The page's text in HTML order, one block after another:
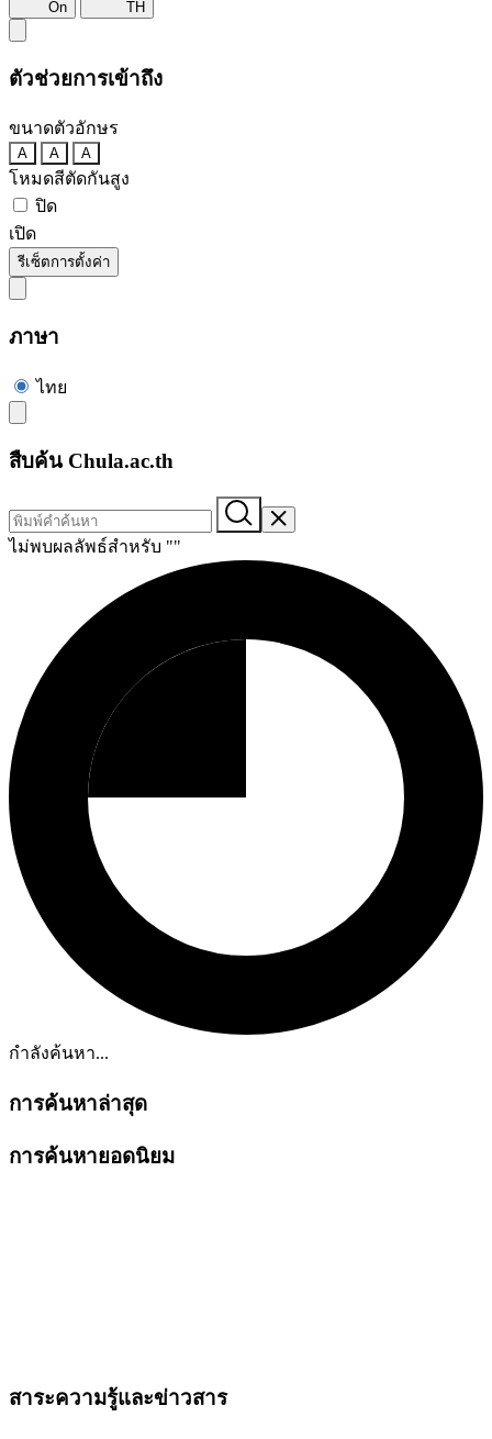
On TH
ตัวช่วยการเข้าถึง
ขนาดตัวอักษร
A A A
โหมดสีตัดกันสูง
ปิด
เปิด
รีเซ็ตการตั้งค่า
ภาษา
ไทย
สืบค้น Chula.ac.th
ไม่พบผลลัพธ์สำหรับ ""
กำลังค้นหา...
การค้นหาล่าสุด
การค้นหายอดนิยม
สาระความรู้และข่าวสาร